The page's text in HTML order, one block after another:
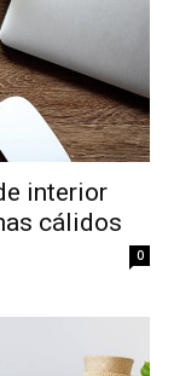
interior
cálidos
0